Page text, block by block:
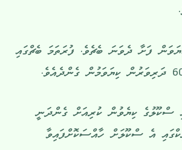
ފަށާ ދެވަނަ ބެޗެވެ. ފުރަތަމަ ބެޗްގައި
ސްކޫލުގެ ކިޔެވުން ކުރިއަށް ގެންދަނީ
އެ ސްކޫލަށް ހާއްސަކޮށްފައިވާ